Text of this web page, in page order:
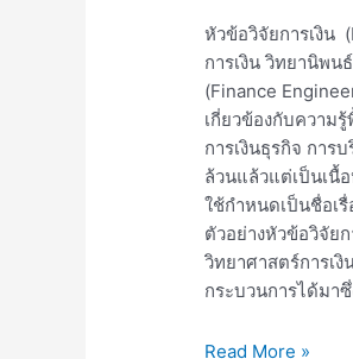
หัวข้อวิจัยการเงิน
การเงิน วิทยานิพน
(Finance
เกี่ยวข้องกับความ
การเงินธุรกิจ การ
ล้วนแล้วแต่เป็นเนื้
ใช้กำหนดเป็นชื่อเ
ตัวอย่างหัวข้อวิจัย
วิทยาศาสตร์การเงิ
กระบวนการได้มา
Thesis
Topic
Read More »